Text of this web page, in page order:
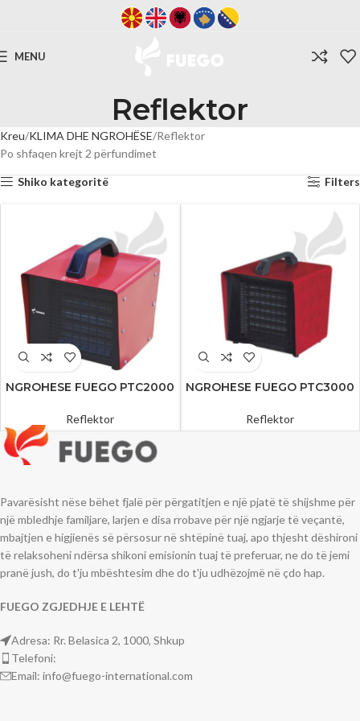
MENU
Reflektor
Kreu KLIMA DHE NGROHËSE Reflektor
Po shfaqen krejt 2 përfundimet
Shiko kategoritë Filters
NGROHESE FUEGO PTC2000
Reflektor
NGROHESE FUEGO PTC3000
Reflektor
Pavarësisht nëse bëhet fjalë për përgatitjen e një pjatë të shijshme për
një mbledhje familjare, larjen e disa rrobave për një ngjarje të veçantë,
mbajtjen e higjienës së përsosur në shtëpinë tuaj, apo thjesht dëshironi
të relaksoheni ndërsa shikoni emisionin tuaj të preferuar, ne do të jemi
pranë jush, do t'ju mbështesim dhe do t'ju udhëzojmë në çdo hap.
FUEGO ZGJEDHJE E LEHTË
Adresa: Rr. Belasica 2, 1000, Shkup
Telefoni:
Email: info@fuego-international.com